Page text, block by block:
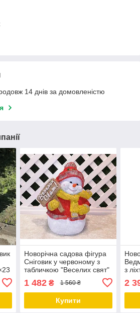
14 днів за домовленістю
Новорічна садова фігура
Сніговик у червоному з
табличкою "Веселих свят"
(40×29×23 см), новорічний
декор на вулицю, садовий
декор
1 482₴ 1 560 ₴
Купити
з
см),
саду
2